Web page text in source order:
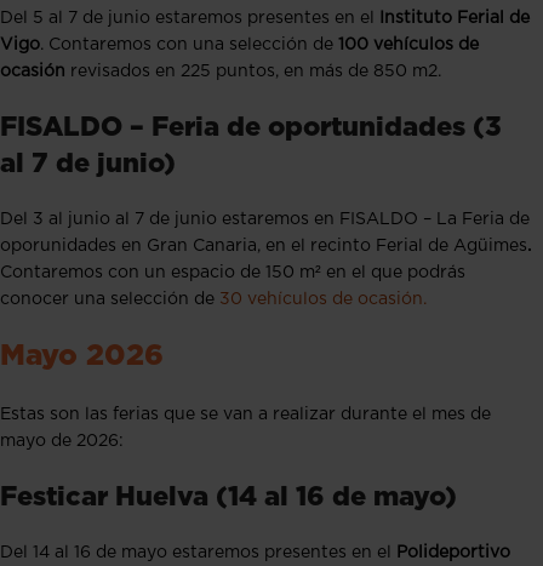
Del 5 al 7 de junio estaremos presentes en el
Instituto Ferial de
Vigo. Contaremos con una selección de 100 vehículos de
ocasión revisados en 225 puntos, en más de 850 m2.
FISALDO – Feria de oportunidades (3
al 7 de junio)
Del 3 al junio al 7 de junio estaremos en FISALDO – La Feria de
oporunidades en Gran Canaria, en el recinto Ferial de Agüimes.
Contaremos con un espacio de 150 m² en el que podrás
conocer una selección de 30 vehículos de ocasión.
Mayo 2026
Estas son las ferias que se van a realizar durante el mes de
mayo de 2026:
Festicar Huelva (14 al 16 de mayo)
Del 14 al 16 de mayo estaremos presentes en el
Polideportivo